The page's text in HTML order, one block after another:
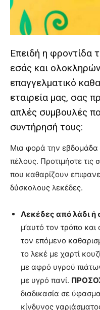
you
meaning
of
pornhun
hd
porn
Επειδή η φροντίδα
εσάς και
επαγγελματικό
εταιρεία μας, σας
απλές συμβουλές
συντήρησή τους:
Μια φορά την εβδομάδα
πέλους. Προτιμήστε τις
που καθαρίζουν
δύσκολους λεκέδες.
Λεκέδες από λάδι ή
μ’αυτό τον τρόπο
τον επόμενο
το λεκέ με χαρτί
με αφρό υγρού
με υγρό πανί.
διαδικασία σε
κίνδυνος